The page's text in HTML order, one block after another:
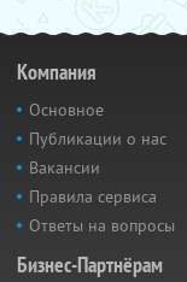
Компания
Основное
Публикации о нас
Вакансии
Правила сервиса
Ответы на вопросы
Бизнес-Партнёрам